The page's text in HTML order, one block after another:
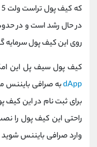
روی این کیف پول سرمایه
کیف پول سیف پل این
dAppبه صرافی بایننس
برای ثبت نام در این کیف
راحتی این کیف پول را
وارد صرافی بایننس